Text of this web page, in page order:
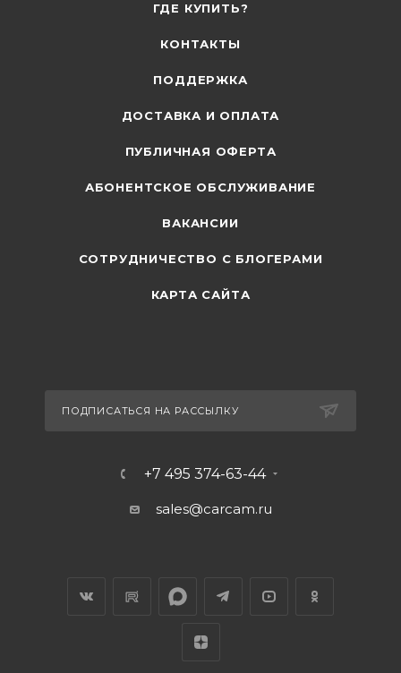
ГДЕ КУПИТЬ?
КОНТАКТЫ
ПОДДЕРЖКА
ДОСТАВКА И ОПЛАТА
ПУБЛИЧНАЯ ОФЕРТА
АБОНЕНТСКОЕ ОБСЛУЖИВАНИЕ
ВАКАНСИИ
СОТРУДНИЧЕСТВО С БЛОГЕРАМИ
КАРТА САЙТА
ПОДПИСАТЬСЯ НА РАССЫЛКУ
+7 495 374-63-44
sales@carcam.ru